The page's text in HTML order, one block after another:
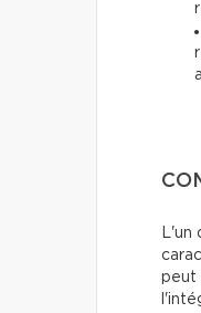
L'un
peut